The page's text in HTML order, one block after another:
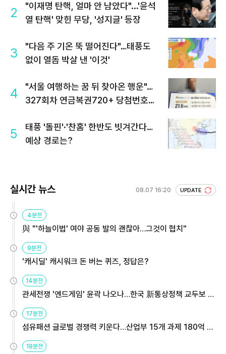
2
"이재명 탄핵, 얼마 안 남았다"...'윤석
열 탄핵' 맞힌 무당, '성지글' 등장
3
"다음 주 기온 뚝 떨어진다"…태풍도
없이 열돔 박살 낸 '이것'
4
"서울 여행하는 꿈 뒤 찾아온 행운"…
327회차 연금복권720+ 당첨번호조
5
태풍 '돌핀'·'찬홈' 한반도 빗겨간다…
예상 경로는?
실시간 뉴스 08.07 16:20 UPDATE
4분전
與 "'하늘이법' 여야 공동 발의 괜찮아…그것이 협치"
9분전
'캐시딜' 캐시워크 돈 버는 퀴즈, 정답은?
14분전
관세전쟁 '엔드게임' 윤곽 나오나…한국 新통상정책 교두보 활
용해야
17분전
섬유패션 글로벌 경쟁력 키운다…산업부 15개 과제 180억 지
원
18분전